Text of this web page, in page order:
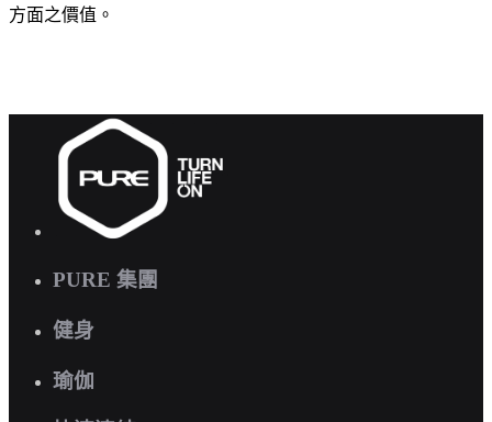
方面之價值。
PURE 集團
健身
瑜伽